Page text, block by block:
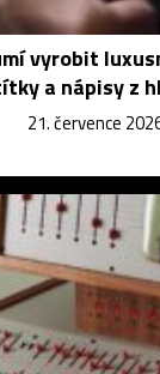
vyrobit
a nápisy z
21. července